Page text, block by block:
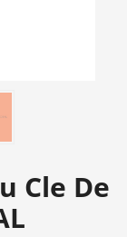
Cle De